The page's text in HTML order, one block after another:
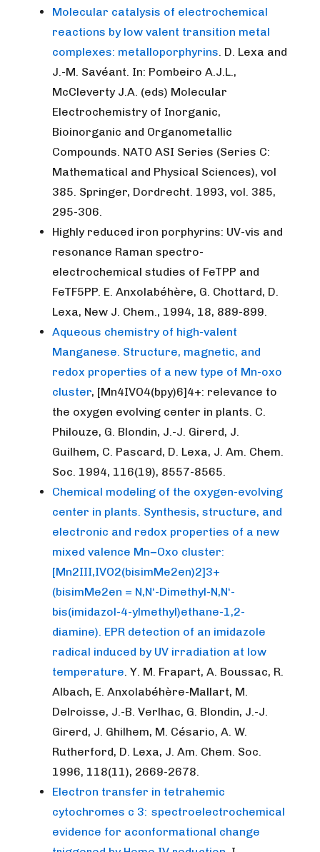
Molecular catalysis of electrochemical
reactions by low valent transition metal
complexes: metalloporphyrins. D. Lexa and
J.-M. Savéant. In: Pombeiro A.J.L.,
McCleverty J.A. (eds) Molecular
Electrochemistry of Inorganic,
Bioinorganic and Organometallic
Compounds. NATO ASI Series (Series C:
Mathematical and Physical Sciences), vol
385. Springer, Dordrecht. 1993, vol. 385,
295-306.
Highly reduced iron porphyrins: UV-vis and
resonance Raman spectro-
electrochemical studies of FeTPP and
FeTF5PP. E. Anxolabéhère, G. Chottard, D.
Lexa, New J. Chem., 1994, 18, 889-899.
Aqueous chemistry of high-valent
Manganese. Structure, magnetic, and
redox properties of a new type of Mn-oxo
cluster, [Mn4IVO4(bpy)6]4+: relevance to
the oxygen evolving center in plants. C.
Philouze, G. Blondin, J.-J. Girerd, J.
Guilhem, C. Pascard, D. Lexa, J. Am. Chem.
Soc. 1994, 116(19), 8557-8565.
Chemical modeling of the oxygen-evolving
center in plants. Synthesis, structure, and
electronic and redox properties of a new
mixed valence Mn−Oxo cluster:
[Mn2III,IVO2(bisimMe2en)2]3+
(bisimMe2en = N,N‘-Dimethyl-N,N‘-
bis(imidazol-4-ylmethyl)ethane-1,2-
diamine). EPR detection of an imidazole
radical induced by UV irradiation at low
temperature. Y. M. Frapart, A. Boussac, R.
Albach, E. Anxolabéhère-Mallart, M.
Delroisse, J.-B. Verlhac, G. Blondin, J.-J.
Girerd, J. Ghilhem, M. Césario, A. W.
Rutherford, D. Lexa, J. Am. Chem. Soc.
1996, 118(11), 2669-2678.
Electron transfer in tetrahemic
cytochromes c 3: spectroelectrochemical
evidence for aconformational change